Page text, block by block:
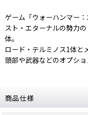
ゲーム「ウォーハンマー
スト・エターナルの勢力
体。
ロード・テルミノス1体と
頭部や武器などのオプショ
商品仕様